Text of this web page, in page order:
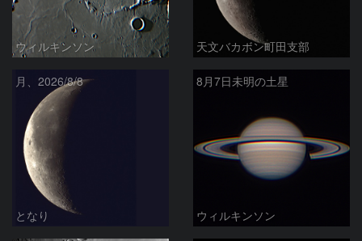
ウィルキンソン 天文バカボン町田支部
月、2026/8/8
となり
8月7日未明の土星
ウィルキンソン